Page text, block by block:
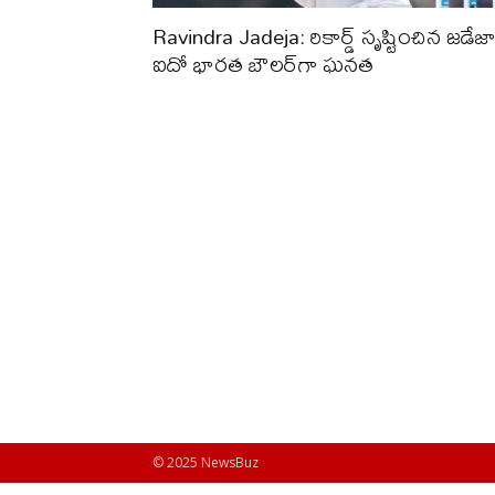
Ravindra Jadeja: రికార్డ్ సృష్టించిన
ఐదో భారత బౌలర్‌గా ఘనత
© 2025 NewsBuz